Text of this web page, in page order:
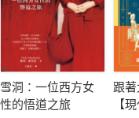
科學不只是冷硬的數據
「生命力」，也有人稱
學家與專家就多種專精
驗。他們發現，從基本
的能量組合，這種脈動
雪洞：一位西方女
性的悟道之旅
跟
【